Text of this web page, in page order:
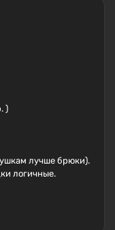
)
лучше брюки).
логичные.